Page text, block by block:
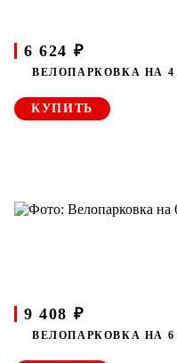
6 624 ₽
ВЕЛОПАРКОВКА НА 4
КУПИТЬ
9 408 ₽
ВЕЛОПАРКОВКА НА 6